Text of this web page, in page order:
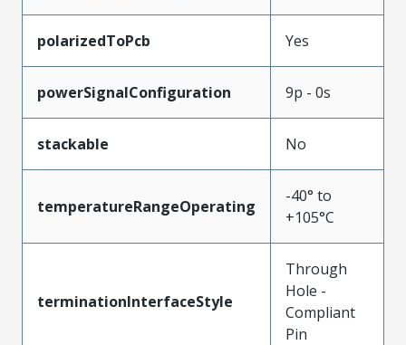
polarizedToPcb Yes
powerSignalConfiguration 9p - 0s
stackable No
temperatureRangeOperating
-40° to
+105°C
terminationInterfaceStyle
Through
Hole -
Compliant
Pin